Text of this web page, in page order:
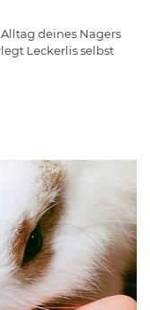
deines Nagers
Leckerlis selbst